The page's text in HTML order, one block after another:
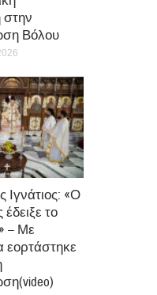
«Ο
το
– Με
Μητροπολίτης